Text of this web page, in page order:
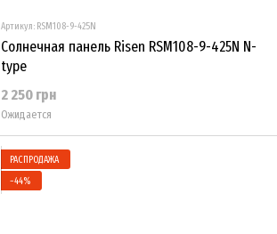
Артикул: RSM108-9-425N
Солнечная панель Risen RSM108-9-425N N-
type
2 250 грн
Ожидается
РАСПРОДАЖА
−44%